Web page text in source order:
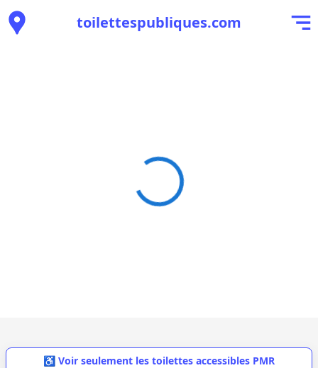
toilettespubliques.com
♿ Voir seulement les toilettes accessibles PMR